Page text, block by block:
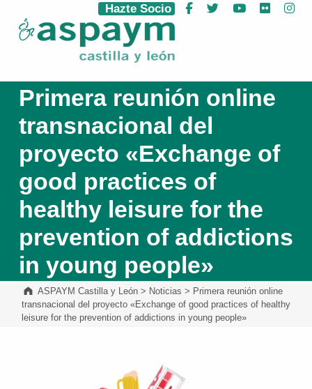
ASPAYM Castilla y León
Hazte Socio Facebook
Twitter YouTube
Flickr
Primera reunión online
transnacional del
proyecto «Exchange of
good practices of
healthy leisure for the
prevention of addictions
in young people»
ASPAYM Castilla y León> Noticias > Primera reunión online
transnacional del proyecto «Exchange of good practices of healthy
leisure for the prevention of addictions in young people»